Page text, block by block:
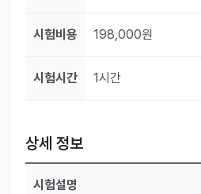
시험비용 198,000원
시험시간 1시간
상세 정보
시험설명